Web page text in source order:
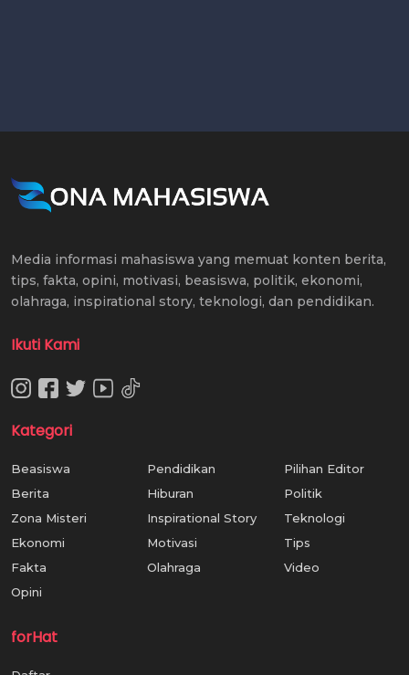
Media informasi mahasiswa yang memuat konten berita,
tips, fakta, opini, motivasi, beasiswa, politik, ekonomi,
olahraga, inspirational story, teknologi, dan pendidikan.
Ikuti Kami
Kategori
Beasiswa
Berita
Zona Misteri
Ekonomi
Fakta
Opini
Pendidikan
Hiburan
Inspirational Story
Motivasi
Olahraga
Pilihan Editor
Politik
Teknologi
Tips
Video
forHat